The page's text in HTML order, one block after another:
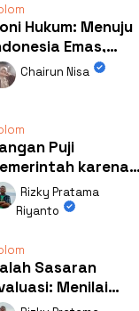
Hukum: Menuju
Emas,
Emasnya
di Rumah Febrie!
Chairun Nisa
Puji
karena
Mengapa
Begitu Mudah
Rizky Pratama
Riyanto
Sasaran
Menilai
MBG Lewat